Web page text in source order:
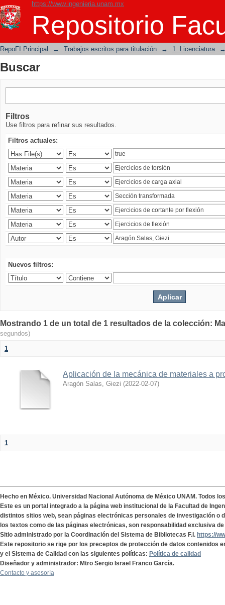
https://www.ingenieria.unam.mx
Repositorio
Buscar
RepoFI Principal → Trabajos escritos para titulación → 1. Licenciatura
Buscar
Filtros
Use filtros para refinar sus resultados.
Filtros actuales:
Nuevos filtros:
Mostrando 1 de un total de 1 resultados de la colección:
segundos)
1
Aplicación de la mecánica de materiales a
Aragón Salas, Giezi (2022-02-07)
1
Hecho en México. Universidad Nacional Autónoma de México UNAM. Todos
Este es un portal integrado a la página web institucional de la Facultad de
distintos sitios web, sean páginas electrónicas personales de investigación o
los textos como de las páginas electrónicas, son responsabilidad exclusiva
Sitio administrado por la Coordinación del Sistema de Bibliotecas F.I. https://
Este repositorio se rige por los preceptos de protección de datos contenidos
y el Sistema de Calidad con las siguientes políticas: Política de calidad
Diseñador y administrador: Mtro Sergio Israel Franco García.
Contacto y asesoría